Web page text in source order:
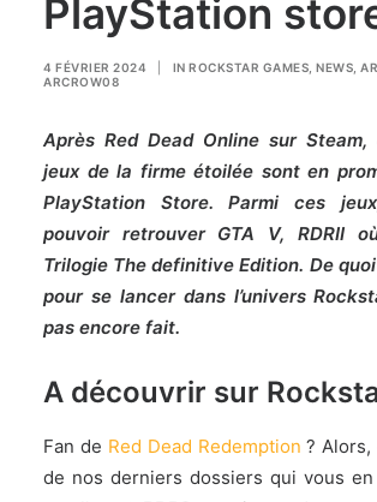
PlayStation
4 FÉVRIER 2024 IN ROCKSTAR GAMES NEWS
ARCROW08
Après Red Dead Online sur Steam,
jeux de la firme étoilée sont en
PlayStation Store. Parmi ces
pouvoir retrouver GTA V, RDRII
Trilogie The definitive Edition. De
pour se lancer dans l’univers
pas encore fait.
A découvrir sur
Fan de Red Dead Redemption ? Alors,
de nos derniers dossiers qui vous